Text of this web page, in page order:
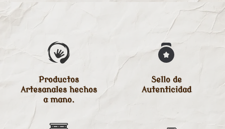
Productos
Artesanales hechos
a mano.
Sello de
Autenticidad